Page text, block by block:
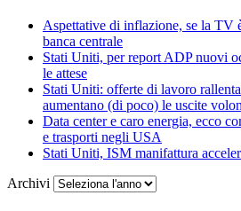
Aspettative di inflazione, se la TV
banca centrale
Stati Uniti, per report ADP nuovi
le attese
Stati Uniti: offerte di lavoro
aumentano (di poco) le uscite
Data center e caro energia, ecco
e trasporti negli USA
Stati Uniti, ISM manifattura
Archivi